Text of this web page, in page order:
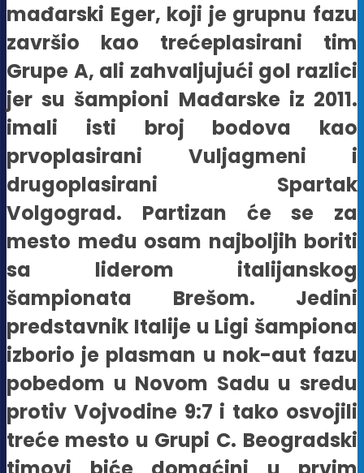
mađarski Eger, koji je grupnu fazu
završio kao trećeplasirani tim
Grupe A, ali zahvaljujući gol razlici
jer su šampioni Mađarske iz 2011.
imali isti broj bodova kao
prvoplasirani Vuljagmeni i
drugoplasirani Spartak
Volgograd. Partizan će se za
mesto među osam najboljih boriti
sa liderom italijanskog
šampionata Brešom. Jedini
predstavnik Italije u Ligi šampiona
izborio je plasman u nok-aut fazu
pobedom u Novom Sadu u sredu
protiv Vojvodine 9:7 i tako osvojili
treće mesto u Grupi C. Beogradski